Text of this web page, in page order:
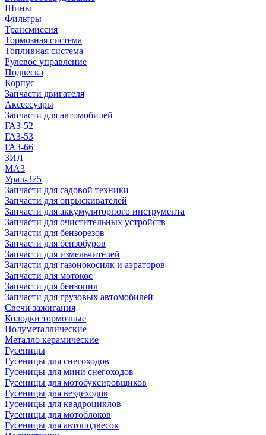
Шины
Фильтры
Трансмиссия
Тормозная система
Топливная система
Рулевое управление
Подвеска
Корпус
Запчасти двигателя
Аксессуары
Запчасти для автомобилей
ГАЗ-52
ГАЗ-53
ГАЗ-66
ЗИЛ
МАЗ
Урал-375
Запчасти для садовой техники
Запчасти для опрыскивателей
Запчасти для аккумуляторного инструмента
Запчасти для очистительных устройств
Запчасти для бензорезов
Запчасти для бензобуров
Запчасти для измельчителей
Запчасти для газонокосилк и аэраторов
Запчасти для мотокос
Запчасти для бензопил
Запчасти для грузовых автомобилей
Свечи зажигания
Колодки тормозные
Полуметаллические
Металло керамические
Гусеницы
Гусеницы для снегоходов
Гусеницы для мини снегоходов
Гусеницы для мотобуксировщиков
Гусеницы для вездеходов
Гусеницы для квадроциклов
Гусеницы для мотоблоков
Гусеницы для автоподвесок